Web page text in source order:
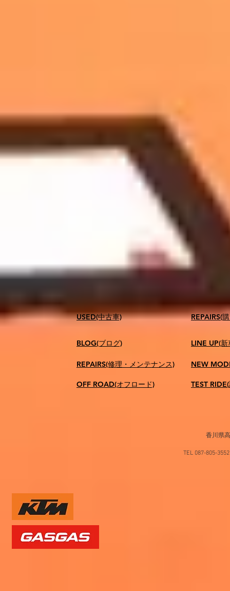
USED(中古車)
BLOG(ブログ)
REPAIRS(修理・メンテナンス)
OFF ROAD(オフロード)
​REPAIRS(
LINE UP(
NEW
TEST
香川県
TEL 087-805-